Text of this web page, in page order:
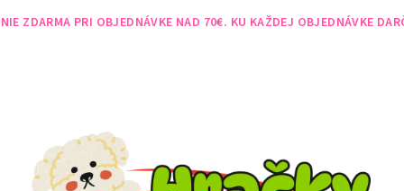
ZDARMA PRI OBJEDNÁVKE NAD 70€. KU KAŽDEJ OBJEDNÁVKE